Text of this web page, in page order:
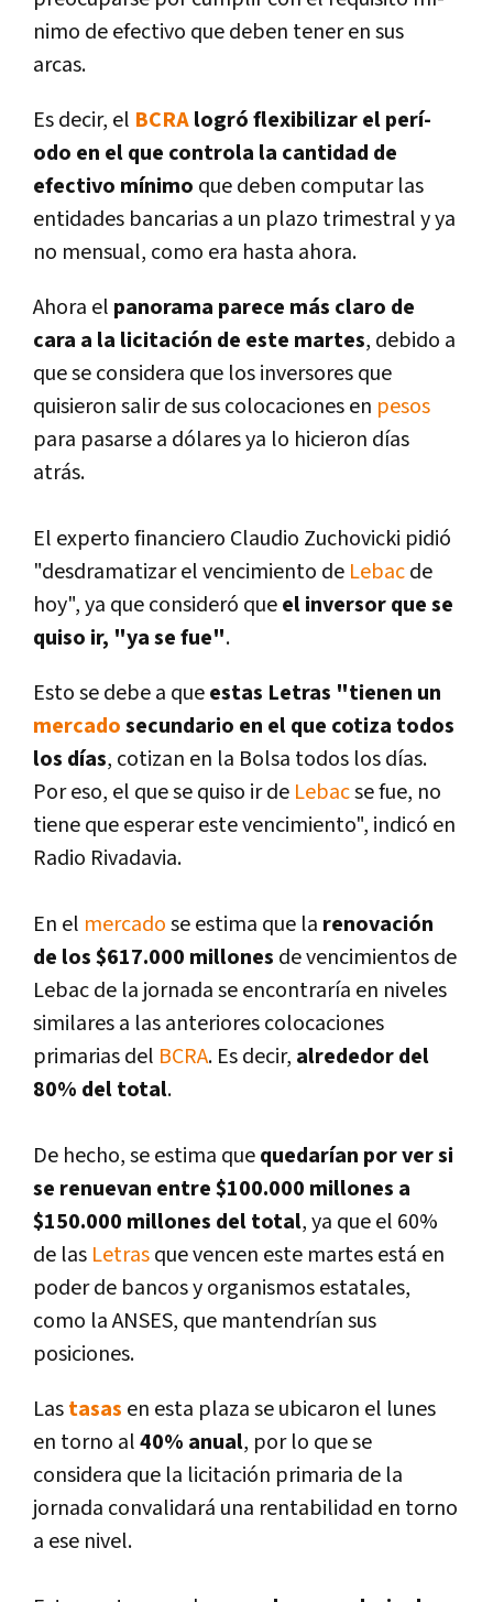
nimo de efectivo que deben tener en sus
arcas.
Es decir, el BCRAlogró flexibilizar el perí­
odo en el que controla la cantidad de
efectivo mí­nimo que deben computar las
entidades bancarias a un plazo trimestral y ya
no mensual, como era hasta ahora.
Ahora el panorama parece más claro de
cara a la licitación de este martes, debido a
que se considera que los inversores que
quisieron salir de sus colocaciones en pesos
para pasarse a dólares ya lo hicieron dí­as
atrás.
El experto financiero Claudio Zuchovicki pidió
"desdramatizar el vencimiento de Lebacde
hoy", ya que consideró queel inversor que se
quiso ir, "ya se fue".
Esto se debe a queestas Letras "tienen un
mercadosecundario en el que cotiza todos
los dí­as, cotizan en la Bolsa todos los dí­as.
Por eso, el que se quiso ir de Lebacse fue, no
tiene que esperar este vencimiento", indicó en
Radio Rivadavia.
En el mercadose estima que la renovación
de los $617.000 millones de vencimientos de
Lebac de la jornada se encontrarí­a en niveles
similares a las anteriores colocaciones
primarias del BCRA. Es decir, alrededor del
80% del total.
De hecho, se estima quequedarí­an por ver si
se renuevan entre $100.000 millones a
$150.000 millones del total, ya que el 60%
de las Letrasque vencen este martes está en
poder de bancos y organismos estatales,
como la ANSES, que mantendrí­an sus
posiciones.
Lastasas en esta plaza se ubicaron el lunes
en torno al40% anual, por lo que se
considera que la licitación primaria de la
jornada convalidará una rentabilidad en torno
a ese nivel.